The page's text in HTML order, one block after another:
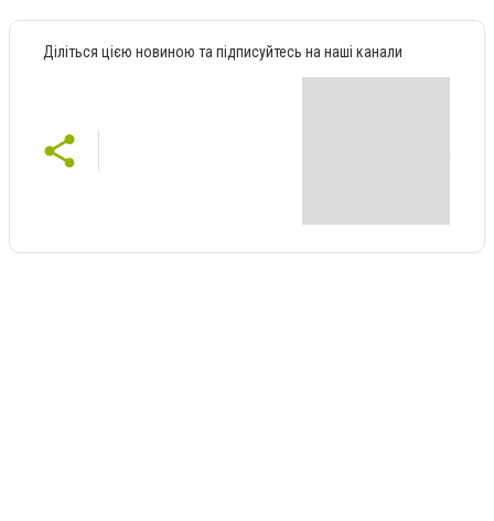
Діліться цією новиною та підписуйтесь на наші канали